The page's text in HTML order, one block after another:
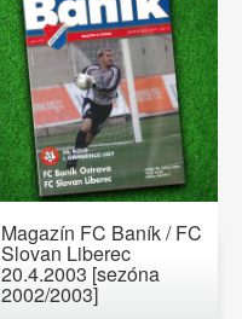
Magazín FC Baník / FC
Slovan Liberec
20.4.2003 [sezóna
2002/2003]